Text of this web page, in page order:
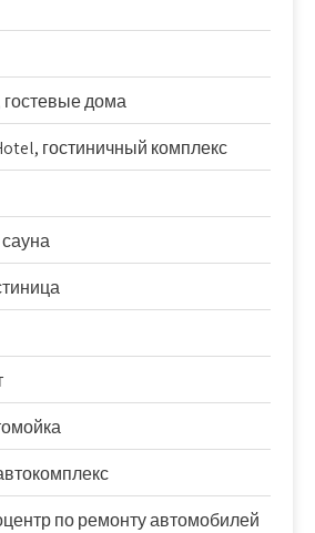
гостевые дома
гостиничный комплекс
по ремонту автомобилей